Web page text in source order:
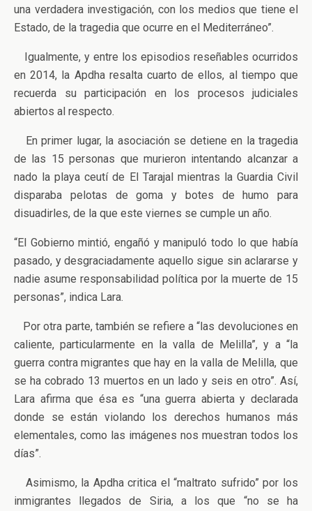
una verdadera investigación, con los medios que tiene el
Estado, de la tragedia que ocurre en el Mediterráneo”.
Igualmente, y entre los episodios reseñables ocurridos
en 2014, la Apdha resalta cuarto de ellos, al tiempo que
recuerda su participación en los procesos judiciales
abiertos al respecto.
En primer lugar, la asociación se detiene en la tragedia
de las 15 personas que murieron intentando alcanzar a
nado la playa ceutí de El Tarajal mientras la Guardia Civil
disparaba pelotas de goma y botes de humo para
disuadirles, de la que este viernes se cumple un año.
“El Gobierno mintió, engañó y manipuló todo lo que había
pasado, y desgraciadamente aquello sigue sin aclararse y
nadie asume responsabilidad política por la muerte de 15
personas”, indica Lara.
Por otra parte, también se refiere a “las devoluciones en
caliente, particularmente en la valla de Melilla”, y a “la
guerra contra migrantes que hay en la valla de Melilla, que
se ha cobrado 13 muertos en un lado y seis en otro”. Así,
Lara afirma que ésa es “una guerra abierta y declarada
donde se están violando los derechos humanos más
elementales, como las imágenes nos muestran todos los
días”.
Asimismo, la Apdha critica el “maltrato sufrido” por los
inmigrantes llegados de Siria, a los que “no se ha